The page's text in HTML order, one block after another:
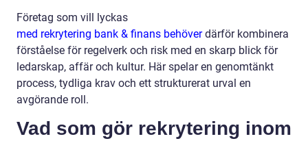
Företag som vill lyckas
med rekrytering bank & finans behöverdärför kombinera
förståelse för regelverk och risk med en skarp blick för
ledarskap, affär och kultur. Här spelar en genomtänkt
process, tydliga krav och ett strukturerat urval en
avgörande roll.
Vad som gör rekrytering inom